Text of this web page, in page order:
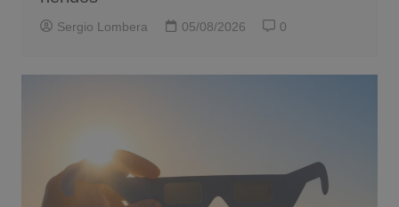
Sergio Lombera 05/08/2026 0